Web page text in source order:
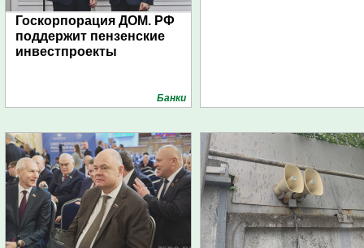
Госкорпорация ДОМ. РФ
поддержит пензенские
инвестпроекты
Банки